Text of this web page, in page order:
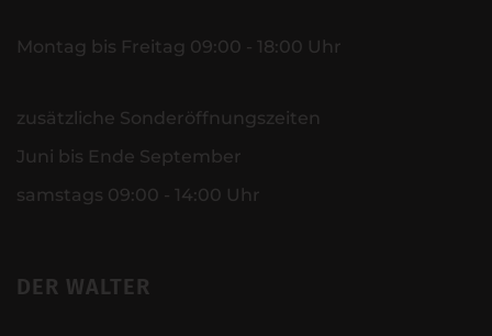
Montag bis Freitag 09:00 - 18:00 Uhr
zusätzliche Sonderöffnungszeiten
Juni bis Ende September
samstags 09:00 - 14:00 Uhr
DER WALTER